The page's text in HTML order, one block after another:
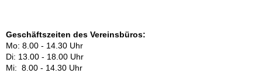
Geschäftszeiten des Vereinsbüros:
Mo: 8.00 - 14.30 Uhr
Di: 13.00 - 18.00 Uhr
Mi: 8.00 - 14.30 Uhr